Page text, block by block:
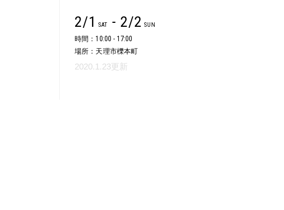
2/1 SAT - 2/2 SUN
時間：10:00 - 17:00
場所：天理市櫟本町
2020.1.23更新